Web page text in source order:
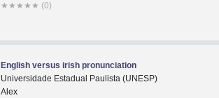
★ ★ ★ ★ ★ (0)
English versus irish pronunciation
Universidade Estadual Paulista (UNESP)
Alex